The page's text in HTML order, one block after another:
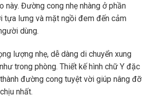
này. Đường cong nhẹ nhàng ở phần
tựa lưng và mặt ngồi đem đến cảm
dùng.
lượng nhẹ, dễ dàng di chuyển xung
trong phòng. Thiết kế hình chữ Y đặc
đường cong tuyệt vời giúp nâng đỡ
nhất.